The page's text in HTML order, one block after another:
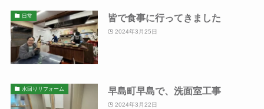
日常 皆で食事に行ってきました
2024年3月25日
水回りリフォーム 早島町早島で、洗面室工事
2024年3月22日